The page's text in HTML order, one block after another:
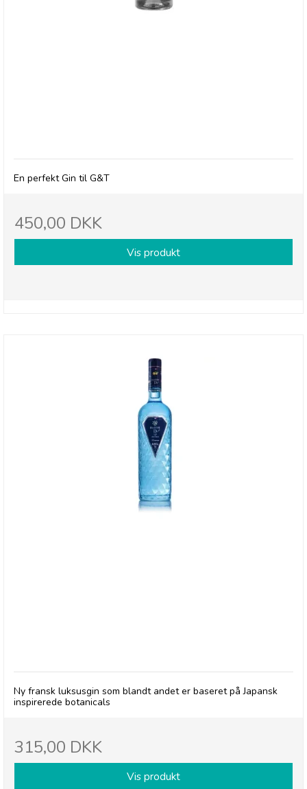
En perfekt Gin til G&T
450,00 DKK
Vis produkt
Ny fransk luksusgin som blandt andet er baseret på Japansk
inspirerede botanicals
315,00 DKK
Vis produkt